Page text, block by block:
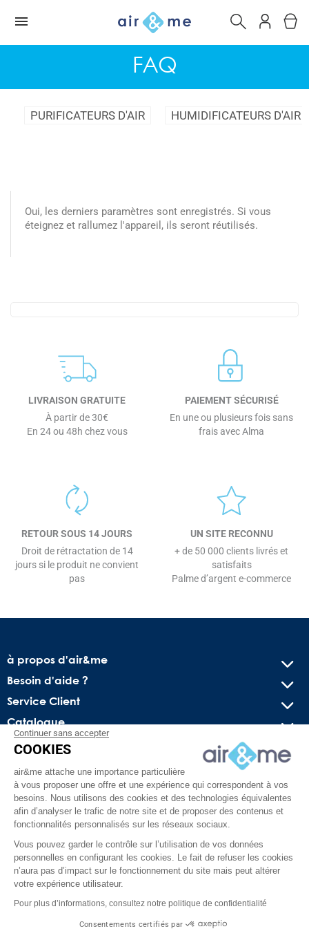
FAQ
PURIFICATEURS D'AIR HUMIDIFICATEURS D'AIR
Oui, les derniers paramètres sont enregistrés. Si vous
éteignez et rallumez l'appareil, ils seront réutilisés.
LIVRAISON GRATUITE
À partir de 30€
En 24 ou 48h chez vous
PAIEMENT SÉCURISÉ
En une ou plusieurs fois sans
frais avec Alma
RETOUR SOUS 14 JOURS
Droit de rétractation de 14
jours si le produit ne convient
pas
UN SITE RECONNU
+ de 50 000 clients livrés et
satisfaits
Palme d’argent e-commerce
à propos d'air&me
Besoin d'aide ?
Service Client
Catalogue
Recevez nos offres spéciales !
Conseils pratiques, bons plans exclusifs et actus sur l’air
intérieur. Pas de spam, juré !
FacebookYouTubePinterestInstagramTikTok
Continuer sans accepter
COOKIES
air&me attache une importance particulière
à vous proposer une offre et une expérience qui correspondent à vos
besoins. Nous utilisons des cookies et des technologies équivalentes
afin d’analyser le trafic de notre site et de proposer des contenus et
fonctionnalités personnalisés sur les réseaux sociaux.
Vous pouvez garder le contrôle sur l’utilisation de vos données
personnelles en configurant les cookies. Le fait de refuser les cookies
n’aura pas d’impact sur le fonctionnement du site mais peut altérer
votre expérience utilisateur.
Pour plus d’informations, consultez notre politique de confidentialité
Consentements certifiés par